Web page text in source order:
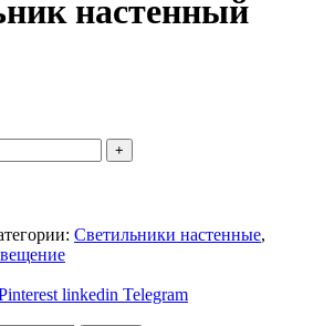
настенный
Светильники настенные,
linkedin Telegram